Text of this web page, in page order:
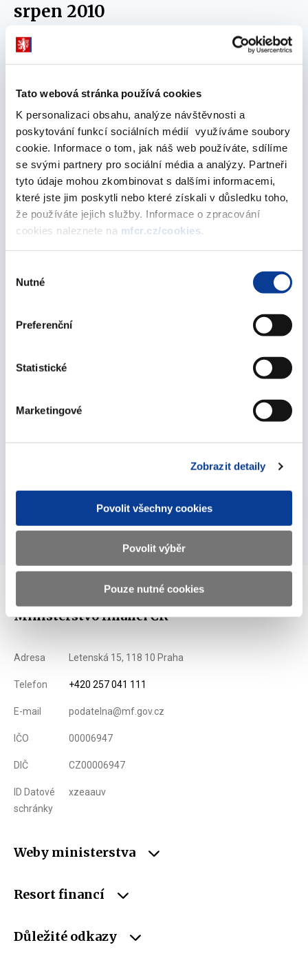
Tato webová stránka používá cookies
K personalizaci obsahu, analýze návštěvnosti a
poskytování funkcí sociálních médií využíváme soubory
cookie. Informace o tom, jak náš web používáte, sdílíme
se svými partnery pro sociální média a analýzy. Partneři
tyto údaje mohou zkombinovat s dalšími informacemi,
které jste jim poskytli nebo které získali v důsledku toho,
že používáte jejich služby. Informace o zpracování
cookies naleznete na mfcr.cz/cookies.
souhlasu
Nutné
Preferenční
Statistické
Marketingové
Zobrazit detaily
Povolit všechny cookies
Povolit výběr
Pouze nutné cookies
srpen 2010
Veřejná konzultace č. III/2010 - návrh zákona,
kolektivním investování, ve znění pozdějších
předpisů, a některé další zákony
06. srpna 2010
červen 2010
Veřejná konzultace č. II/2010 - návrh zákona
zúčtování a vypořádacích systémů s
04. června 2010
únor 2010
Veřejná konzultace č. I/2010 - k UCITS IV:
Vyberte
Ministerstvo financí ČR
Adresa Letenská 15, 118 10 Praha
Telefon +420 257 041 111
E-mail podatelna@mf.gov.cz
IČO 00006947
DIČ CZ00006947
ID Datové
schránky
xzeaauv
Weby ministerstva
Resort financí
Důležité odkazy